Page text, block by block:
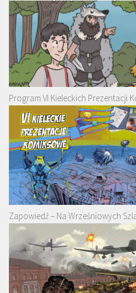
Program VI Kieleckich Prezentacji
Zapowiedź – Na Wrześniowych